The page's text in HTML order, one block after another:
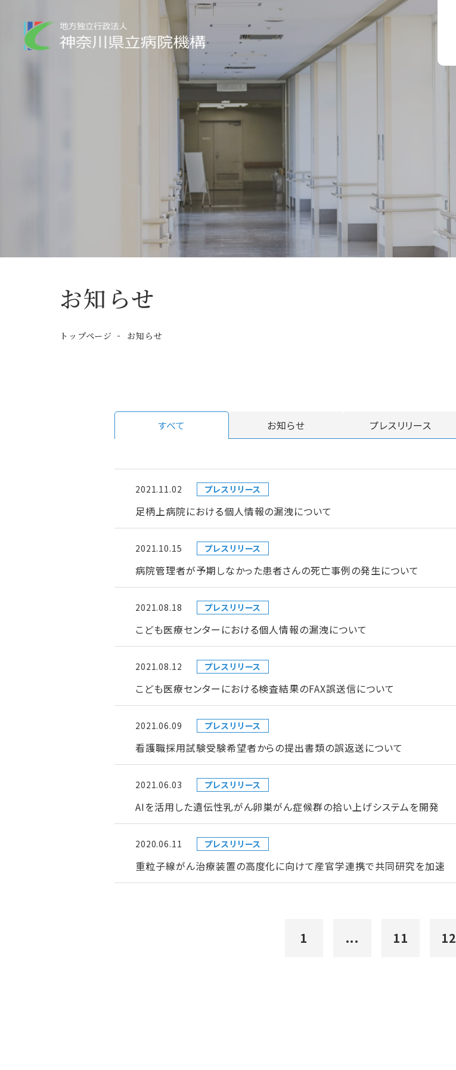
お知らせ
トップページ お知らせ
すべて お知らせ プレスリリース
2021.11.02 プレスリリース
足柄上病院における個人情報の漏洩について
2021.10.15 プレスリリース
病院管理者が予期しなかった患者さんの死亡事例の発生について
2021.08.18 プレスリリース
こども医療センターにおける個人情報の漏洩について
2021.08.12 プレスリリース
こども医療センターにおける検査結果のFAX誤送信について
2021.06.09 プレスリリース
看護職採用試験受験希望者からの提出書類の誤返送について
2021.06.03 プレスリリース
AIを活用した遺伝性乳がん卵巣がん症候群の拾い上げシステムを開発
2020.06.11 プレスリリース
重粒子線がん治療装置の高度化に向けて産官学連携で共同研究を加速
1 ... 11 12